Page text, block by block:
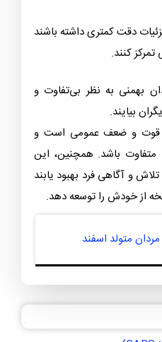
فراوان از خود، به طور
نظرات منفی دیگران ناراحت
داشته باشند.
دقت کمتری داشته باشند
کنند.
بهمنی به نظر بی‌تفاوت و
قوت و ضعف عمومی است و
باشد. همچنین، این
و آگاهی فرد بهبود یابند
از خودش را توسعه دهد.